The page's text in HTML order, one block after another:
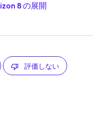
8 の展開
評価しない